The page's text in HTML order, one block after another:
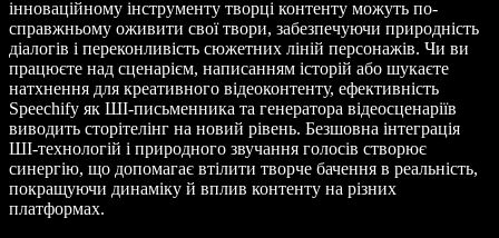
інноваційному інструменту творці контенту можуть по-
справжньому оживити свої твори, забезпечуючи природність
діалогів і переконливість сюжетних ліній персонажів. Чи ви
працюєте над сценарієм, написанням історій або шукаєте
натхнення для креативного відеоконтенту, ефективність
Speechify як ШІ-письменника та генератора відеосценаріїв
виводить сторітелінг на новий рівень. Безшовна інтеграція
ШІ-технологій і природного звучання голосів створює
синергію, що допомагає втілити творче бачення в реальність,
покращуючи динаміку й вплив контенту на різних
платформах.